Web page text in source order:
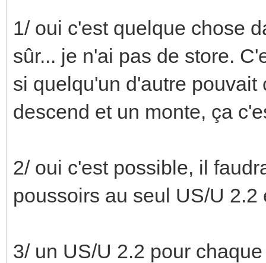
1/ oui c'est quelque chose
sûr... je n'ai pas de store.
si quelqu'un d'autre
descend et un monte, ça
2/ oui c'est possible, il
poussoirs au seul US/U 2.2
3/ un US/U 2.2 pour